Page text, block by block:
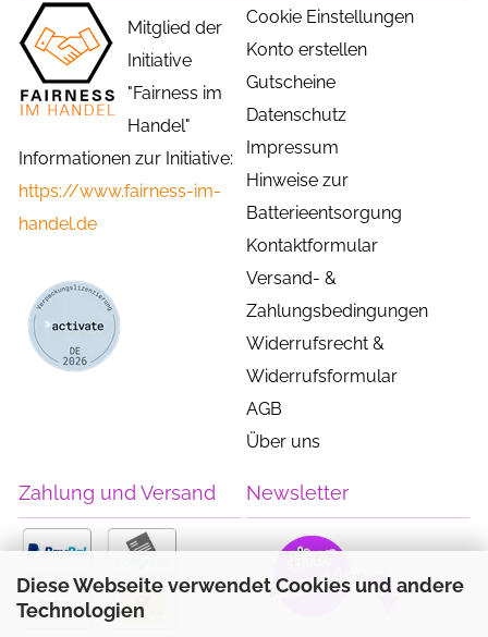
Diese Webseite verwendet Cookies und andere
Technologien
Mitglied der
Initiative
"Fairness im
Handel"
Informationen zur Initiative:
https://www.fairness-im-
handel.de
Cookie Einstellungen
Konto erstellen
Gutscheine
Datenschutz
Impressum
Hinweise zur
Batterieentsorgung
Kontaktformular
Versand- &
Zahlungsbedingungen
Widerrufsrecht &
Widerrufsformular
AGB
Über uns
Zahlung und Versand Newsletter